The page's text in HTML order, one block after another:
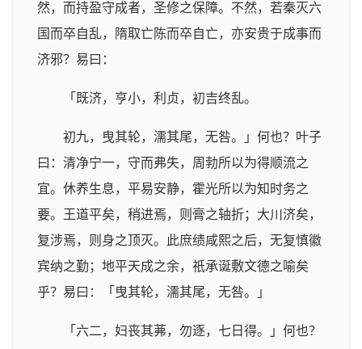
然，而持盈守成者，圣修之保障。不然，若秦灭六
国而卒自乱，隋取亡陈而卒自亡，亦安贵于成事而
济邪？易曰：
「既济，亨小，利贞，初吉终乱。
初九，曳其轮，濡其尾，无咎。」何也？叶子
曰：清净宁一，守而弗失，周勃所以为得顺流之
宜。休养生息，平易安静，霍光所以为知时务之
要。王道平矣，稍进焉，则膏之轴折；大川济矣，
复涉焉，则身之顶灭。此庶绩咸熙之后，无复慎徽
宾纳之勤；地平天成之余，祇承诞敷文德之喻矣
乎？易曰：「曳其轮，濡其尾，无咎。」
「六二，妇丧其茀，勿逐，七日得。」何也？